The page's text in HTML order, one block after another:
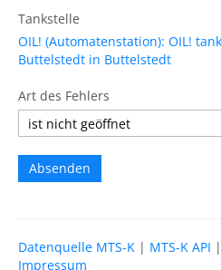
Tankstelle
OIL! (Automatenstation): OIL!
Buttelstedt in Buttelstedt
Art des Fehlers
Datenquelle MTS-K | MTS-K API |
Impressum